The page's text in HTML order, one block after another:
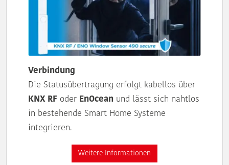
Verbindung
Die Statusübertragung erfolgt kabellos über
KNX RF oder EnOcean und lässt sich nahtlos
in bestehende Smart Home Systeme
integrieren.
Weitere Informationen